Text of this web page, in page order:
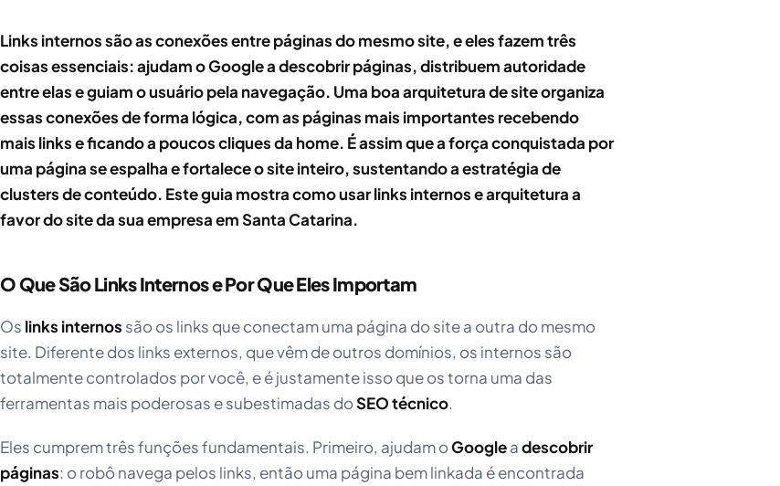
Links internos são as conexões entre páginas do mesmo site, e eles fazem três
coisas essenciais: ajudam o Google a descobrir páginas, distribuem autoridade
entre elas e guiam o usuário pela navegação. Uma boa arquitetura de site organiza
essas conexões de forma lógica, com as páginas mais importantes recebendo
mais links e ficando a poucos cliques da home. É assim que a força conquistada por
uma página se espalha e fortalece o site inteiro, sustentando a estratégia de
clusters de conteúdo. Este guia mostra como usar links internos e arquitetura a
favor do site da sua empresa em Santa Catarina.
O Que São Links Internos e Por Que Eles Importam
Os links internos são os links que conectam uma página do site a outra do mesmo
site. Diferente dos links externos, que vêm de outros domínios, os internos são
totalmente controlados por você, e é justamente isso que os torna uma das
ferramentas mais poderosas e subestimadas doSEO técnico.
Eles cumprem três funções fundamentais. Primeiro, ajudam oGoogleadescobrir
páginas: o robô navega pelos links, então uma página bem linkada é encontrada